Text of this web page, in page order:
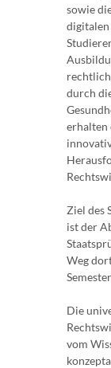
sowie
digitalen
durch
erhalten
Ziel des
ist der
Weg
Die
vom